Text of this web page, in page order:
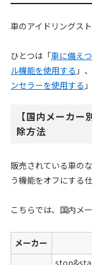
車のアイドリングス
ひとつは「車に備え
ル機能を使用する 」
ンセラーを使用する
【国内メーカ
除方法
販売されている車の
う機能をオフにする
こちらでは、国内メ
メーカー